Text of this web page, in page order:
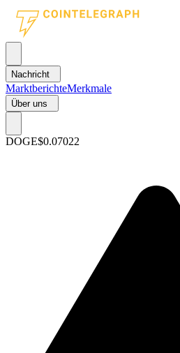
Nachricht
MarktberichteMerkmale
Über uns
DOGE$0.07022